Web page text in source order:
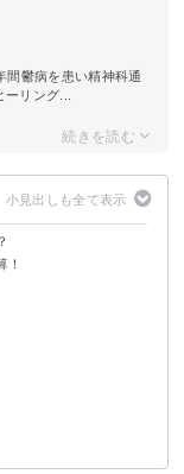
間鬱病を患い精神科通
リング...
る
！